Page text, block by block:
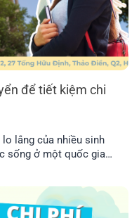
để tiết kiệm chi
lắng của nhiều sinh
sống ở một quốc gia
kinh nghiệm để việc di
tiết kiệm hơn.